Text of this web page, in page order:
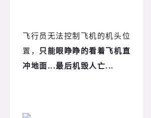
飞行员无法控制飞机的机头位
置， 只能眼睁睁的看着飞机直
冲地面...最后机毁人亡...